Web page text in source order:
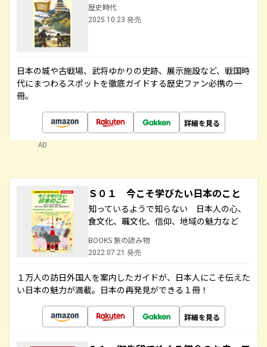
歴史時代
2025.10.23 発売
日本の城や古戦場、武将ゆかりの史跡、展示施設など、戦国時
代にまつわるスポットを徹底ガイドする歴史ファン必携の一
冊。
詳細を見る
AD
Ｓ０１ 今こそ学びたい日本のこと
知っているようで知らない 日本人の心、
食文化、職文化、信仰、地域の魅力など
BOOKS 旅の読み物
2022.07.21 発売
１万人の訪日外国人を案内したガイドが、日本人にこそ伝えた
い日本の魅力が満載。日本の再発見ができる１冊！
詳細を見る